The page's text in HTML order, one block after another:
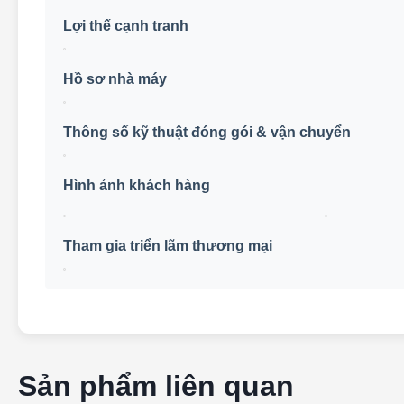
công ty và dịch vụ hậu mãi.
Để đảm bảo chất lượng sản phẩm và dịch vụ cao, chúng
các tiêu chuẩn quốc tế. Các mẫu pin của chúng tôi được
công nghiệp, xe đạp điện, xe tay ga điện tử, RV, xe golf,
UN38.3 và MSDS. Chúng tôi liên tục làm việc để cải tiến
hàng. Sứ mệnh của chúng tôi là "Sống xanh, Tiết kiệm